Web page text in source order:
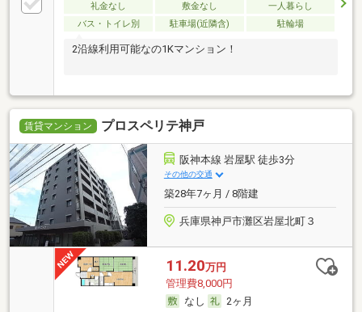
礼金なし 敷金なし
一人暮らし
バス・トイレ別
駐車場(近隣含) 駐輪場
2沿線利用可能なの1Kマンション！
賃貸マンション プロスペリテ神戸
阪神本線 岩屋駅 徒歩3分
その他の交通
築28年7ヶ月 / 8階建
兵庫県神戸市灘区岩屋北町３
11.20万円
管理費8,000円
なし
2ヶ月